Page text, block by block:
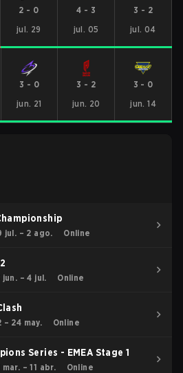
2 - 0
jul. 29
4 - 3
jul. 05
3 - 2
jul. 04
3 - 0
jun. 21
3 - 2
jun. 20
3 - 0
jun. 14
jul. – 2 ago. Online
jun. – 4 jul. Online
– 24 may. Online
Series - EMEA Stage 1
mar. – 11 abr. Online